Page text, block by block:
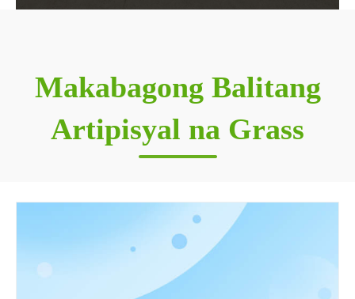
Makabagong Balitang
Artipisyal na Grass